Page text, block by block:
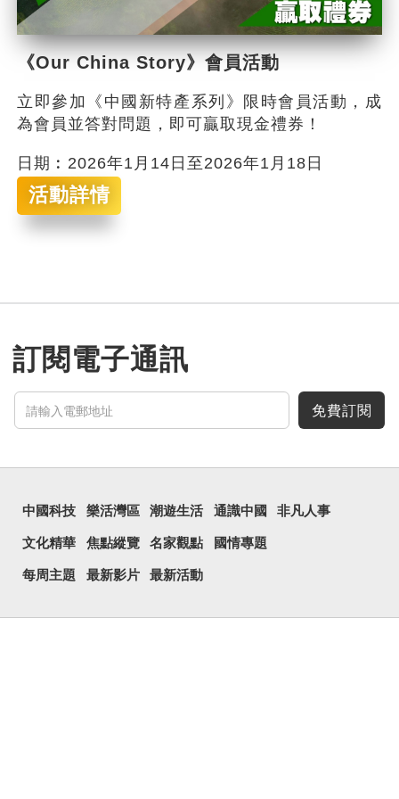
《Our China Story》會員活動
立即參加《中國新特產系列》限時會員活動，成
為會員並答對問題，即可贏取現金禮券！
日期︰2026年1月14日至2026年1月18日
活動詳情
訂閱電子通訊
免費訂閱
中國科技 樂活灣區 潮遊生活 通識中國 非凡人事
文化精華 焦點縱覽 名家觀點 國情專題
每周主題 最新影片 最新活動